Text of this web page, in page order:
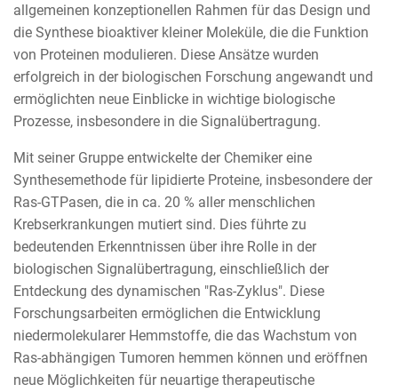
allgemeinen konzeptionellen Rahmen für das Design und
die Synthese bioaktiver kleiner Moleküle, die die Funktion
von Proteinen modulieren. Diese Ansätze wurden
erfolgreich in der biologischen Forschung angewandt und
ermöglichten neue Einblicke in wichtige biologische
Prozesse, insbesondere in die Signalübertragung.
Mit seiner Gruppe entwickelte der Chemiker eine
Synthesemethode für lipidierte Proteine, insbesondere der
Ras-GTPasen, die in ca. 20 % aller menschlichen
Krebserkrankungen mutiert sind. Dies führte zu
bedeutenden Erkenntnissen über ihre Rolle in der
biologischen Signalübertragung, einschließlich der
Entdeckung des dynamischen "Ras-Zyklus". Diese
Forschungsarbeiten ermöglichen die Entwicklung
niedermolekularer Hemmstoffe, die das Wachstum von
Ras-abhängigen Tumoren hemmen können und eröffnen
neue Möglichkeiten für neuartige therapeutische